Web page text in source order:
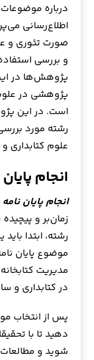
درباره
اطلاع‌رسانی
صورت تئوری و
و بررسی
پژوهش‌ها در
پژوهشی در علوم
است. در این
علوم کتابداری
انجام
انجام پایان
زمان‌بر و پیچیده
رشته، ابتدا
موضوع پایان
مدیریت
در کتابداری و
پس از انتخاب
دهید تا با
شوید و